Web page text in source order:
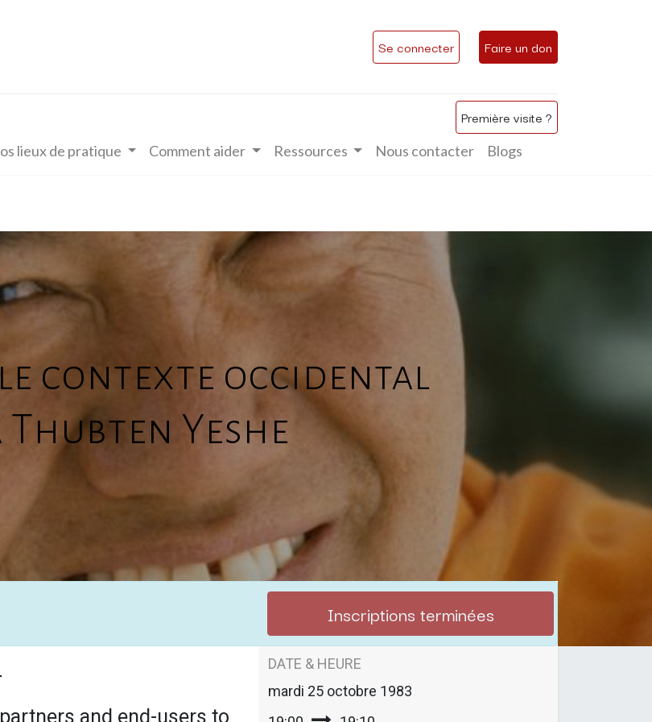
Se connecter Faire un don
Première visite ?
lieux de pratique Comment aider Ressources Nous contacter Blogs
le contexte occidental
Yeshe
Inscriptions terminées
and end-users to
DATE & HEURE
mardi 25 octobre 1983